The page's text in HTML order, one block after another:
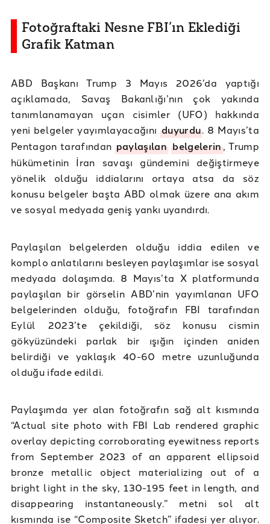
Fotoğraftaki Nesne FBI’ın Eklediği
Grafik Katman
ABD Başkanı Trump 3 Mayıs 2026’da yaptığı
açıklamada, Savaş Bakanlığı’nın çok yakında
tanımlanamayan uçan cisimler (UFO) hakkında
yeni belgeler yayımlayacağını duyurdu. 8 Mayıs’ta
Pentagon tarafından paylaşılan belgelerin, Trump
hükümetinin İran savaşı gündemini değiştirmeye
yönelik olduğu iddialarını ortaya atsa da söz
konusu belgeler başta ABD olmak üzere ana akım
ve sosyal medyada geniş yankı uyandırdı.
Paylaşılan belgelerden olduğu iddia edilen ve
komplo anlatılarını besleyen paylaşımlar ise sosyal
medyada dolaşımda. 8 Mayıs’ta X platformunda
paylaşılan bir görselin ABD’nin yayımlanan UFO
belgelerinden olduğu, fotoğrafın FBI tarafından
Eylül 2023’te çekildiği, söz konusu cismin
gökyüzündeki parlak bir ışığın içinden aniden
belirdiği ve yaklaşık 40-60 metre uzunluğunda
olduğu ifade edildi.
Paylaşımda yer alan fotoğrafın sağ alt kısmında
“Actual site photo with FBI Lab rendered graphic
overlay depicting corroborating eyewitness reports
from September 2023 of an apparent ellipsoid
bronze metallic object materializing out of a
bright light in the sky, 130-195 feet in length, and
disappearing instantaneously.” metni sol alt
kısmında ise “Composite Sketch” ifadesi yer alıyor.